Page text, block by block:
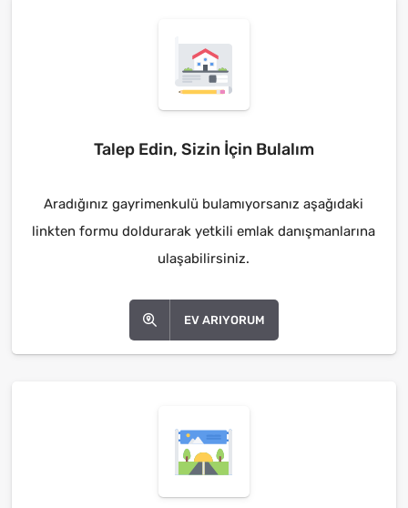
Talep Edin, Sizin İçin Bulalım
Aradığınız gayrimenkulü bulamıyorsanız aşağıdaki
linkten formu doldurarak yetkili emlak danışmanlarına
ulaşabilirsiniz.
EV ARIYORUM